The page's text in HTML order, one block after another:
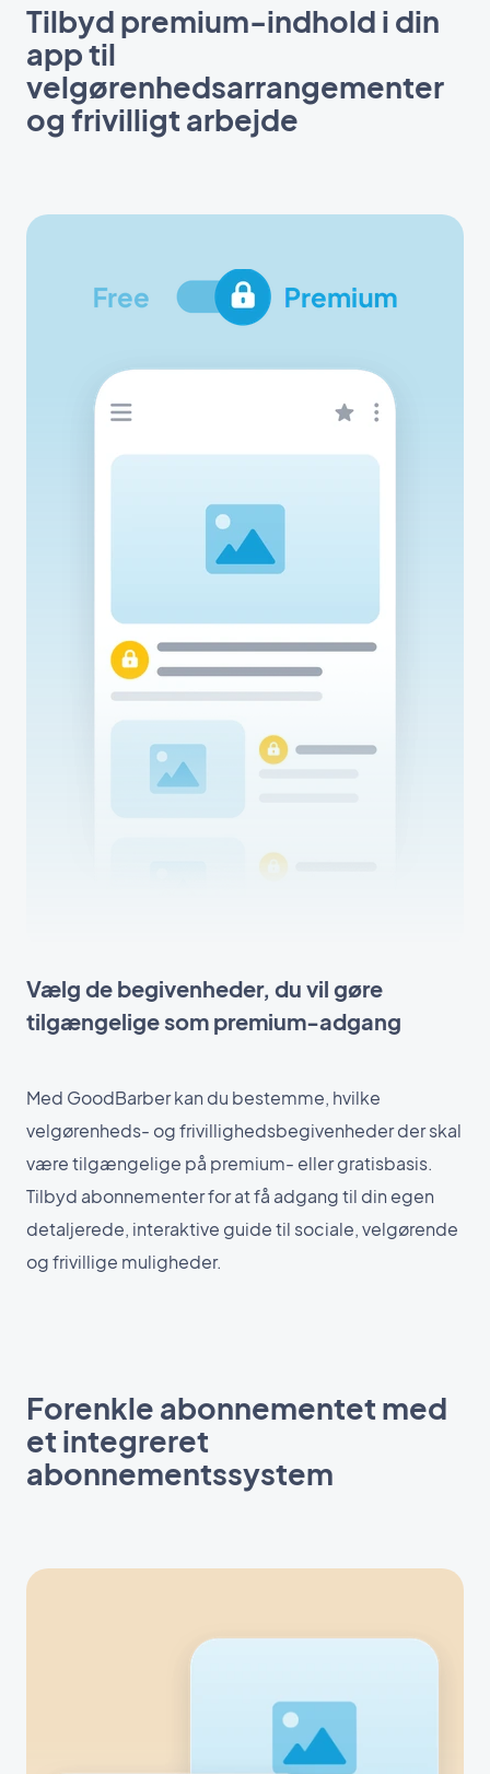
Tilbyd premium-indhold i din
app til
velgørenhedsarrangementer
og frivilligt arbejde
Vælg de begivenheder, du vil gøre
tilgængelige som premium-adgang
Med GoodBarber kan du bestemme, hvilke
velgørenheds- og frivillighedsbegivenheder der skal
være tilgængelige på premium- eller gratisbasis.
Tilbyd abonnementer for at få adgang til din egen
detaljerede, interaktive guide til sociale, velgørende
og frivillige muligheder.
Forenkle abonnementet med
et integreret
abonnementssystem